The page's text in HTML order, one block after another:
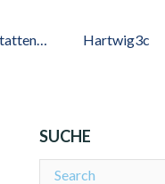
Hartwig3c
SUCHE